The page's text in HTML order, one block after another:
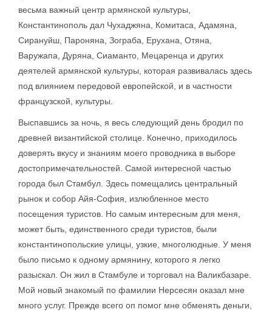
весьма важный центр армянской культуры,
Константинополь дал Чухаджяна, Комитаса, Адамяна,
Сирануйш, Пароняна, Зограба, Ерухана, Отяна,
Варужапа, Дуряна, Сиаманто, Мецаренца и других
деятелей армянской культуры, которая развивалась здесь
под влиянием передовой европейской, и в частности
французской, культуры.
Выспавшись за ночь, я весь следующий день бродил по
древней византийской столице. Конечно, приходилось
доверять вкусу и знаниям моего проводника в выборе
достопримечательностей. Самой интересной частью
города был Стамбул. Здесь помещались центральный
рынок и собор Айя-София, излюбленное место
посещения туристов. Но самым интересным для меня,
может быть, единственного среди туристов, были
константинопольские улицы, узкие, многолюдные. У меня
было письмо к одному армянину, которого я легко
разыскал. Он жил в Стамбуле и торговал на Валикбазаре.
Мой новый знакомый по фамилии Нерсесян оказал мне
много услуг. Прежде всего оп помог мне обменять деньги,